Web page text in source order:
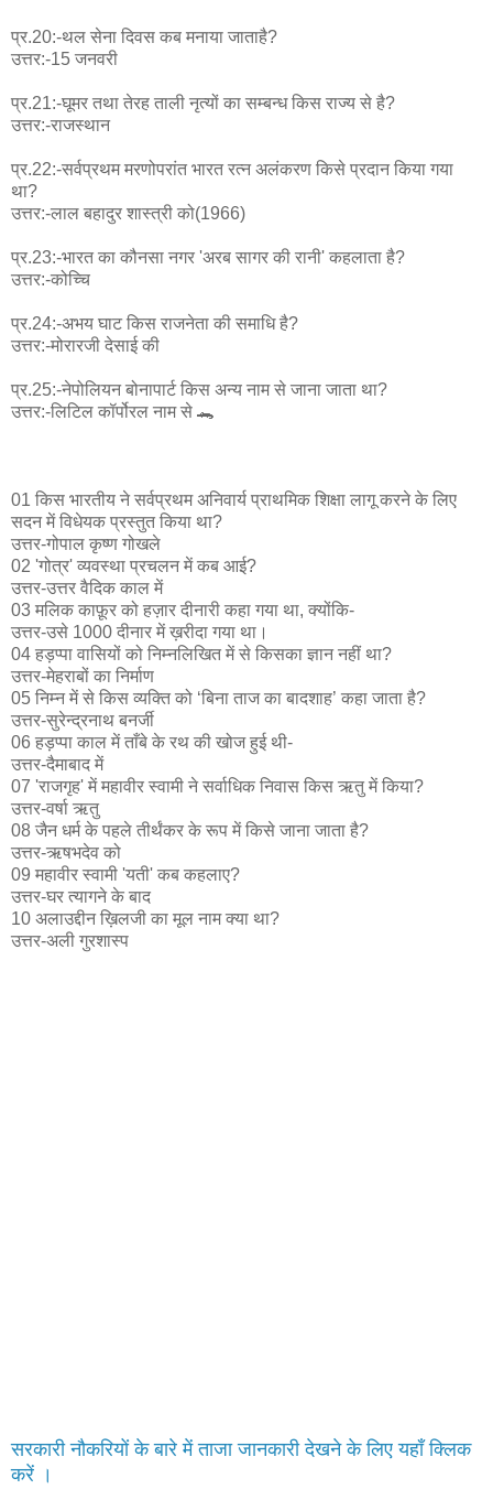
प्र.20:-थल सेना दिवस कब मनाया जाताहै?
उत्तर:-15 जनवरी
प्र.21:-घूमर तथा तेरह ताली नृत्यों का सम्बन्ध किस राज्य से है?
उत्तर:-राजस्थान
प्र.22:-सर्वप्रथम मरणोपरांत भारत रत्न अलंकरण किसे प्रदान किया गया
था?
उत्तर:-लाल बहादुर शास्त्री को(1966)
प्र.23:-भारत का कौनसा नगर 'अरब सागर की रानी' कहलाता है?
उत्तर:-कोच्चि
प्र.24:-अभय घाट किस राजनेता की समाधि है?
उत्तर:-मोरारजी देसाई की
प्र.25:-नेपोलियन बोनापार्ट किस अन्य नाम से जाना जाता था?
उत्तर:-लिटिल कॉर्पोरल नाम से 🐊
01 किस भारतीय ने सर्वप्रथम अनिवार्य प्राथमिक शिक्षा लागू करने के लिए
सदन में विधेयक प्रस्तुत किया था?
उत्तर-गोपाल कृष्ण गोखले
02 'गोत्र' व्यवस्था प्रचलन में कब आई?
उत्तर-उत्तर वैदिक काल में
03 मलिक काफ़ूर को हज़ार दीनारी कहा गया था, क्योंकि-
उत्तर-उसे 1000 दीनार में ख़रीदा गया था।
04 हड़प्पा वासियों को निम्नलिखित में से किसका ज्ञान नहीं था?
उत्तर-मेहराबों का निर्माण
05 निम्न में से किस व्यक्ति को ‘बिना ताज का बादशाह’ कहा जाता है?
उत्तर-सुरेन्द्रनाथ बनर्जी
06 हड़प्पा काल में ताँबे के रथ की खोज हुई थी-
उत्तर-दैमाबाद में
07 'राजगृह' में महावीर स्वामी ने सर्वाधिक निवास किस ऋतु में किया?
उत्तर-वर्षा ऋतु
08 जैन धर्म के पहले तीर्थंकर के रूप में किसे जाना जाता है?
उत्तर-ऋषभदेव को
09 महावीर स्वामी 'यती' कब कहलाए?
उत्तर-घर त्यागने के बाद
10 अलाउद्दीन ख़िलजी का मूल नाम क्या था?
उत्तर-अली गुरशास्प
सरकारी नौकरियों के बारे में ताजा जानकारी देखने के लिए यहाँ क्लिक
करें ।